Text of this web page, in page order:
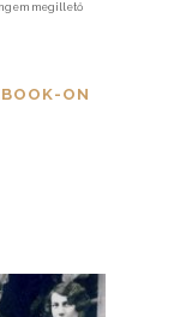
megillető
ON